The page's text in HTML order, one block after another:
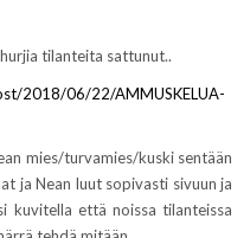
tilanteita sattunut..
2018/06/22/AMMUSKELUA-
mies/turvamies/kuski sentään
ja Nean luut sopivasti sivuun ja
kuvitella että noissa tilanteissa